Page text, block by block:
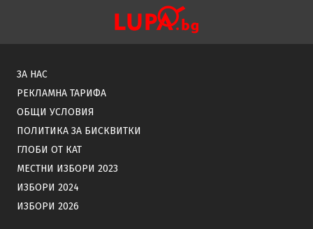
ЗА НАС
РЕКЛАМНА ТАРИФА
ОБЩИ УСЛОВИЯ
ПОЛИТИКА ЗА БИСКВИТКИ
ГЛОБИ ОТ КАТ
МЕСТНИ ИЗБОРИ 2023
ИЗБОРИ 2024
ИЗБОРИ 2026